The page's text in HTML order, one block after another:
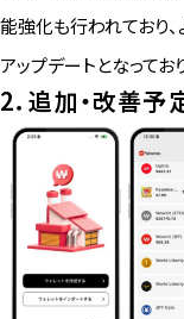
能強化も行われており
アップデートとなってお
2．追加・改善予